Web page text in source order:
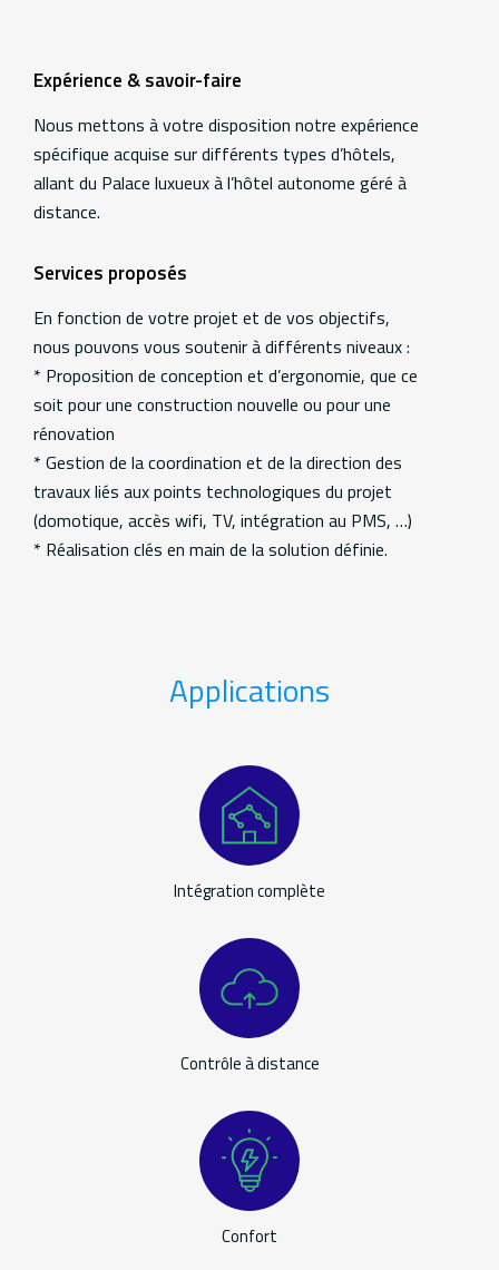
Expérience & savoir-faire
Nous mettons à votre disposition notre expérience
spécifique acquise sur différents types d’hôtels,
allant du Palace luxueux à l’hôtel autonome géré à
distance.
Services proposés
En fonction de votre projet et de vos objectifs,
nous pouvons vous soutenir à différents niveaux :
* Proposition de conception et d’ergonomie, que ce
soit pour une construction nouvelle ou pour une
rénovation
* Gestion de la coordination et de la direction des
travaux liés aux points technologiques du projet
(domotique, accès wifi, TV, intégration au PMS, …)
* Réalisation clés en main de la solution définie.
Applications
Intégration complète
Contrôle à distance
Confort